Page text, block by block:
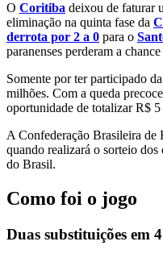
O Coritiba deixou de faturar
eliminação na quinta fase da
derrota por 2 a 0 para o
paranenses perderam a
Somente por ter participado
milhões. Com a queda
oportunidade de totalizar R$
A Confederação Brasileira
quando realizará o sorteio
do Brasil.
Como foi o jogo
Duas substituições em